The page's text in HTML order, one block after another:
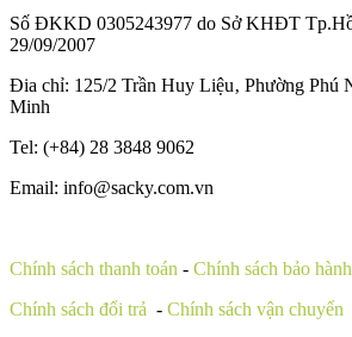
Số ĐKKD 0305243977 do Sở KHĐT
29/09/2007
Đia chỉ: 125/2 Trần Huy Liệu‚ Phường Phú
Minh
Tel: (+84) 28 3848 9062
Email: info@sacky.com.vn
Chính sách thanh toán - Chính sách bảo hành
Chính sách đổi trả - Chính sách vận chuyển